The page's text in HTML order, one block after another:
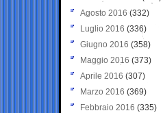
Agosto 2016 (332)
Luglio 2016 (336)
Giugno 2016 (358)
Maggio 2016 (373)
Aprile 2016 (307)
Marzo 2016 (369)
Febbraio 2016 (335)